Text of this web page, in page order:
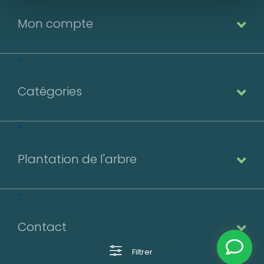
Numéro de téléphone*
Filtrer
Valider
Mon compte
Catégories
Plantation de l'arbre
Contact